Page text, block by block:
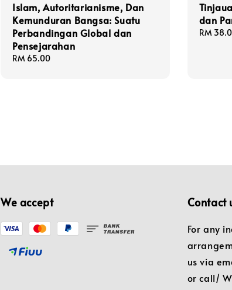
Islam, Autoritarianisme, Dan
Kemunduran Bangsa: Suatu
Perbandingan Global dan
Pensejarahan
Regular
RM 65.00
dan
Regular
RM
We accept Contact
For any
us via
or call/